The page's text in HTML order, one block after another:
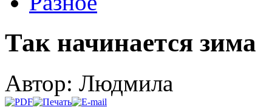
Так начинается зима
Автор: Людмила